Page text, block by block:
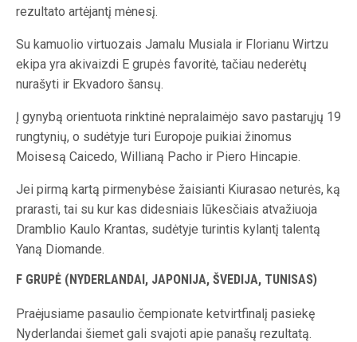
rezultato artėjantį mėnesį.
Su kamuolio virtuozais Jamalu Musiala ir Florianu Wirtzu
ekipa yra akivaizdi E grupės favoritė, tačiau nederėtų
nurašyti ir Ekvadoro šansų.
Į gynybą orientuota rinktinė nepralaimėjo savo pastarųjų 19
rungtynių, o sudėtyje turi Europoje puikiai žinomus
Moisesą Caicedo, Willianą Pacho ir Piero Hincapie.
Jei pirmą kartą pirmenybėse žaisianti Kiurasao neturės, ką
prarasti, tai su kur kas didesniais lūkesčiais atvažiuoja
Dramblio Kaulo Krantas, sudėtyje turintis kylantį talentą
Yaną Diomande.
F GRUPĖ (NYDERLANDAI, JAPONIJA, ŠVEDIJA, TUNISAS)
Praėjusiame pasaulio čempionate ketvirtfinalį pasiekę
Nyderlandai šiemet gali svajoti apie panašų rezultatą.